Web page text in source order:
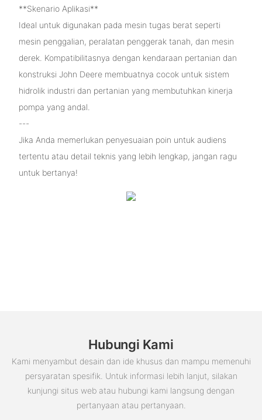
**Skenario Aplikasi**
Ideal untuk digunakan pada mesin tugas berat seperti
mesin penggalian, peralatan penggerak tanah, dan mesin
derek. Kompatibilitasnya dengan kendaraan pertanian dan
konstruksi John Deere membuatnya cocok untuk sistem
hidrolik industri dan pertanian yang membutuhkan kinerja
pompa yang andal.
---
Jika Anda memerlukan penyesuaian poin untuk audiens
tertentu atau detail teknis yang lebih lengkap, jangan ragu
untuk bertanya!
Hubungi Kami
Kami menyambut desain dan ide khusus dan mampu memenuhi
persyaratan spesifik. Untuk informasi lebih lanjut, silakan
kunjungi situs web atau hubungi kami langsung dengan
pertanyaan atau pertanyaan.